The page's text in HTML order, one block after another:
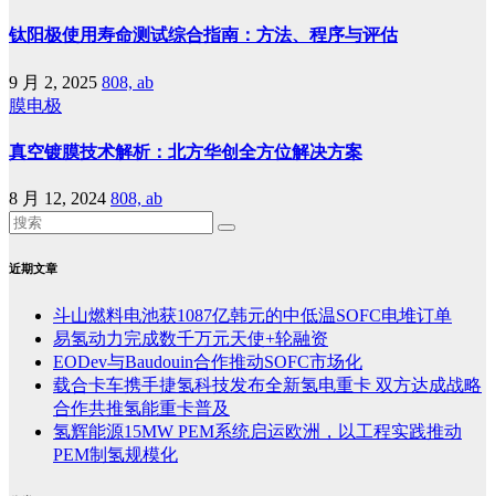
钛阳极使用寿命测试综合指南：方法、程序与评估
9 月 2, 2025 808, ab
膜电极
真空镀膜技术解析：北方华创全方位解决方案
8 月 12, 2024 808, ab
近期文章
斗山燃料电池获1087亿韩元的中低温SOFC电堆订单
易氢动力完成数千万元天使+轮融资
EODev与Baudouin合作推动SOFC市场化
载合卡车携手捷氢科技发布全新氢电重卡 双方达成战略
合作共推氢能重卡普及
氢辉能源15MW PEM系统启运欧洲，以工程实践推动
PEM制氢规模化